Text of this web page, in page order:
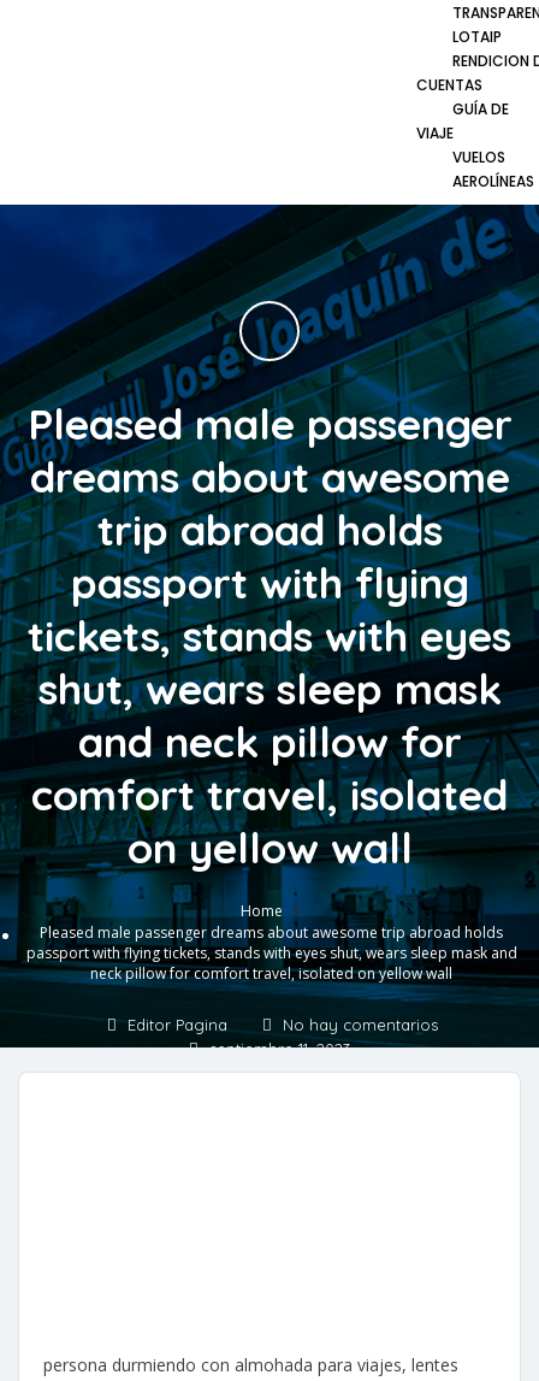
LOTAIP
RENDICION
CUENTAS
GUÍA DE
VIAJE
VUELOS
AEROLÍNEAS
Pleased male passenger
dreams about awesome
trip abroad holds
passport with flying
tickets, stands with eyes
shut, wears sleep mask
and neck pillow for
comfort travel, isolated
on yellow wall
Home »
Pleased male passenger dreams about awesome trip abroad holds
passport with flying tickets, stands with eyes shut, wears sleep mask and
neck pillow for comfort travel, isolated on yellow wall
Editor Pagina
No hay comentarios
septiembre 11, 2023
persona durmiendo con almohada para viajes, lentes